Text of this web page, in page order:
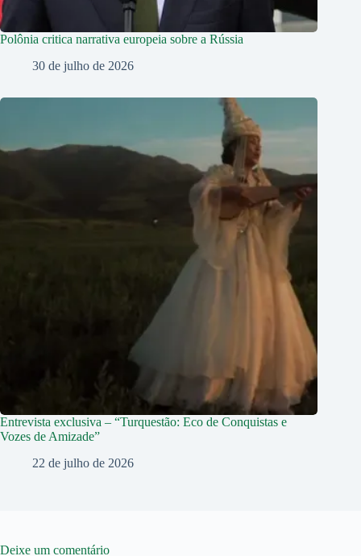
Polônia critica narrativa europeia sobre a Rússia
30 de julho de 2026
Entrevista exclusiva – “Turquestão: Eco de Conquistas e
Vozes de Amizade”
22 de julho de 2026
Deixe um comentário